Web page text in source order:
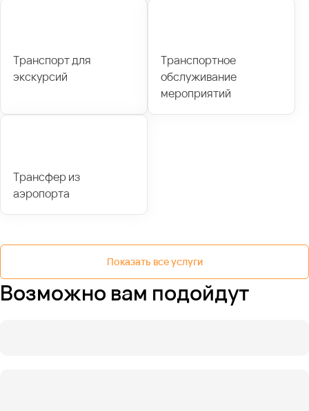
Транспорт для
экскурсий
Транспортное
обслуживание
мероприятий
Трансфер из
аэропорта
Показать все услуги
Возможно вам подойдут